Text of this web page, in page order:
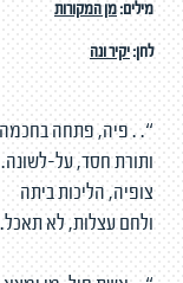
מילים:מן המקורות
לחן:יקיר ונה
“. . פיה, פתחה
ותורת חסד, על-לשונה.
צופיה, הליכות ביתה
ולחם עצלות, לא